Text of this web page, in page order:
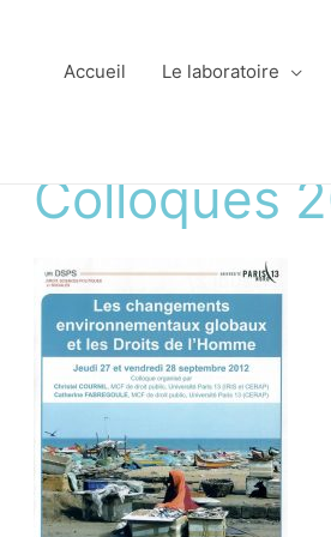
Accueil Le laboratoire
Colloques